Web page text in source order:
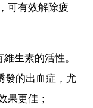
可有效解除疲
生素的活性。
發的出血症，尤
果更佳；